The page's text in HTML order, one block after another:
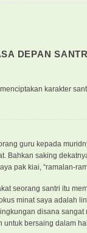
DEPAN
karakter
guru kepada
Bahkan saking
pak kiai, “ramalan-
seorang santri itu
minat saya adalah
disana
bersaing dalam